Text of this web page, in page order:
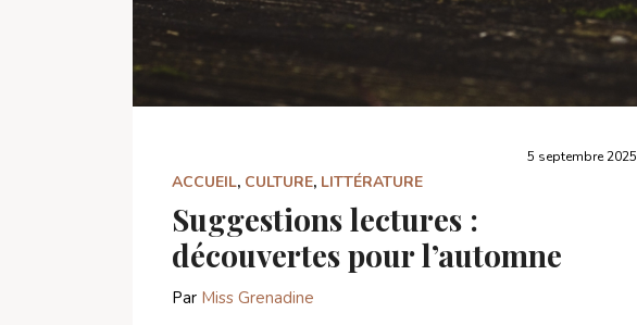
5 septembre 2025
ACCUEIL, CULTURE, LITTÉRATURE
Suggestions lectures :
découvertes pour l’automne
Par Miss Grenadine